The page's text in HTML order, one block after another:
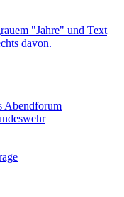
Abendforum